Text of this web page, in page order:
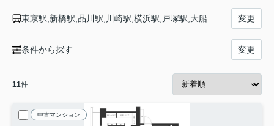
変更
条件から探す 変更
11件
中古マンション